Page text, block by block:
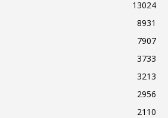
13024
8931
7907
3733
3213
2956
2110